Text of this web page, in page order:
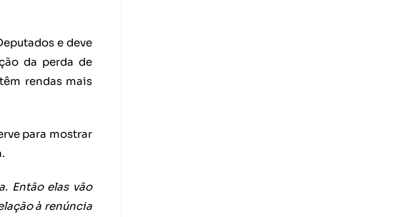
e deve
da perda de
rendas mais
para mostrar
Então elas vão
à renúncia